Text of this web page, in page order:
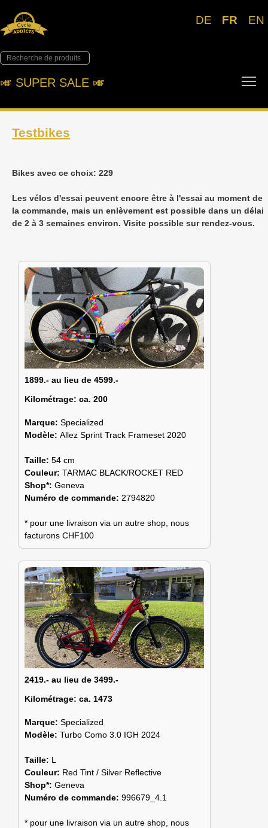
DE FR EN
🎺︎ SUPER SALE 🎺︎
Testbikes
Bikes avec ce choix: 229
Les vélos d'essai peuvent encore être à l'essai au moment de
la commande, mais un enlèvement est possible dans un délai
de 2 à 3 semaines environ. Visite possible sur rendez-vous.
1899.- au lieu de 4599.-
Kilométrage: ca. 200
Marque: Specialized
Modèle: Allez Sprint Track Frameset 2020
Taille: 54 cm
Couleur: TARMAC BLACK/ROCKET RED
Shop*: Geneva
Numéro de commande: 2794820
* pour une livraison via un autre shop, nous
facturons CHF100
2419.- au lieu de 3499.-
Kilométrage: ca. 1473
Marque: Specialized
Modèle: Turbo Como 3.0 IGH 2024
Taille: L
Couleur: Red Tint / Silver Reflective
Shop*: Geneva
Numéro de commande: 996679_4.1
* pour une livraison via un autre shop, nous